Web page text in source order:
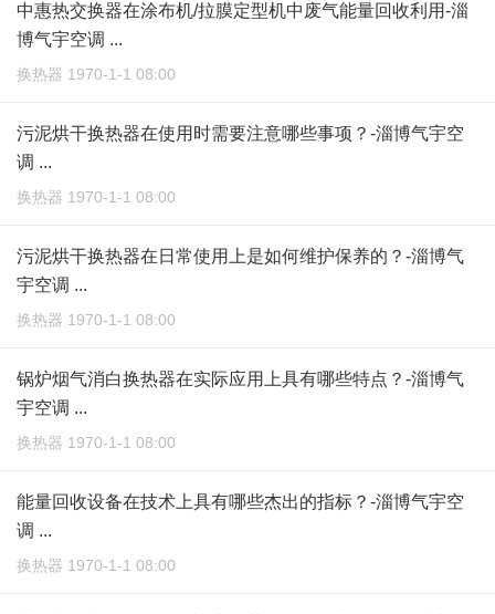
中惠热交换器在涂布机/拉膜定型机中废气能量回收利用-淄
博气宇空调 ...
换热器 1970-1-1 08:00
污泥烘干换热器在使用时需要注意哪些事项？-淄博气宇空
调 ...
换热器 1970-1-1 08:00
污泥烘干换热器在日常使用上是如何维护保养的？-淄博气
宇空调 ...
换热器 1970-1-1 08:00
锅炉烟气消白换热器在实际应用上具有哪些特点？-淄博气
宇空调 ...
换热器 1970-1-1 08:00
能量回收设备在技术上具有哪些杰出的指标？-淄博气宇空
调 ...
换热器 1970-1-1 08:00